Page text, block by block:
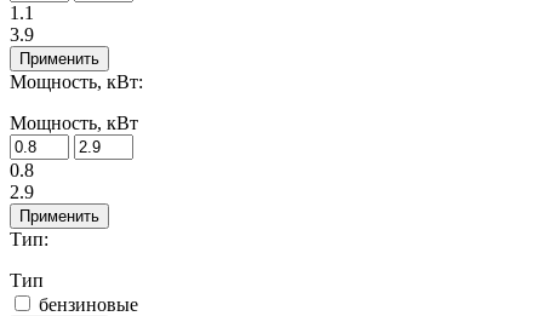
1.1
3.9
Применить
Мощность, кВт:
Мощность, кВт
0.8
2.9
Применить
Тип:
Тип
бензиновые